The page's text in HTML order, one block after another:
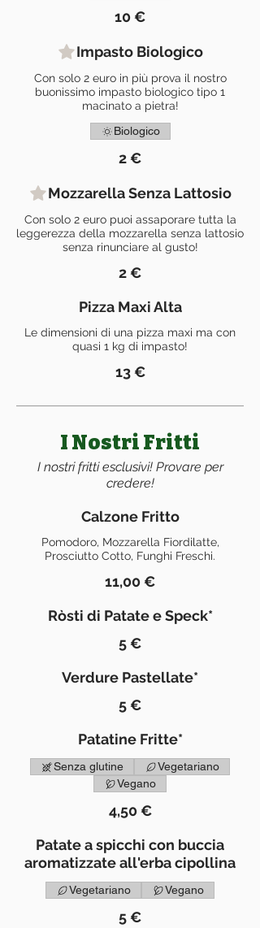
10 €
Impasto Biologico
Con solo 2 euro in più prova il nostro
buonissimo impasto biologico tipo 1
macinato a pietra!
2 €
Biologico
Mozzarella Senza Lattosio
Con solo 2 euro puoi assaporare tutta la
leggerezza della mozzarella senza lattosio
senza rinunciare al gusto!
2 €
Pizza Maxi Alta
Le dimensioni di una pizza maxi ma con
quasi 1 kg di impasto!
13 €
I Nostri Fritti
I nostri fritti esclusivi! Provare per
credere!
Calzone Fritto
Pomodoro, Mozzarella Fiordilatte,
Prosciutto Cotto, Funghi Freschi.
11,00 €
Ròsti di Patate e Speck*
5 €
Verdure Pastellate*
5 €
Patatine Fritte*
4,50 €
Senza glutine
Vegetariano
Vegano
Patate a spicchi con buccia
aromatizzate all'erba cipollina
5 €
Vegetariano Vegano